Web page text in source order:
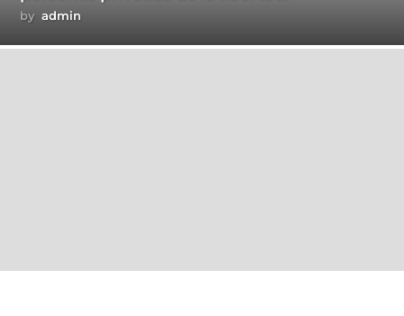
by admin